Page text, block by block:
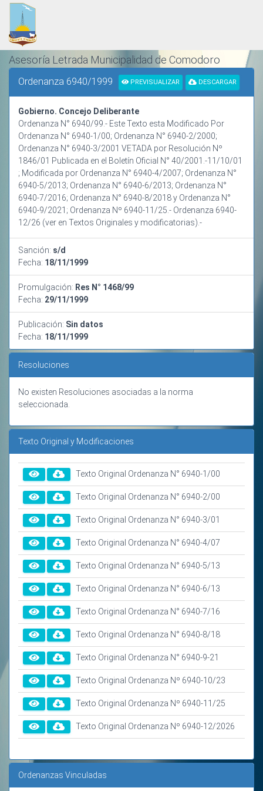
Asesoría Letrada Municipalidad de Comodoro
ORDENAMIENTO Y SISTEMATIZACIÓN NORMATIVA
Ordenanza 6940/1999 PREVISUALIZAR DESCARGAR
Gobierno. Concejo Deliberante
Ordenanza N° 6940/99.- Este Texto esta Modificado Por
Ordenanza N° 6940-1/00; Ordenanza N° 6940-2/2000;
Ordenanza N° 6940-3/2001 VETADA por Resolución Nº
1846/01 Publicada en el Boletín Oficial N° 40/2001.-11/10/01
; Modificada por Ordenanza N° 6940-4/2007; Ordenanza N°
6940-5/2013; Ordenanza N° 6940-6/2013; Ordenanza N°
6940-7/2016; Ordenanza N° 6940-8/2018 y Ordenanza N°
6940-9/2021; Ordenanza Nº 6940-11/25.- Ordenanza 6940-
12/26 (ver en Textos Originales y modificatorias).-
Sanción: s/d
Fecha: 18/11/1999
Promulgación: Res N° 1468/99
Fecha: 29/11/1999
Publicación: Sin datos
Fecha: 18/11/1999
Resoluciones
No existen Resoluciones asociadas a la norma
seleccionada.
Texto Original y Modificaciones
Texto Original Ordenanza N° 6940-1/00
Texto Original Ordenanza N° 6940-2/00
Texto Original Ordenanza N° 6940-3/01
Texto Original Ordenanza N° 6940-4/07
Texto Original Ordenanza N° 6940-5/13
Texto Original Ordenanza N° 6940-6/13
Texto Original Ordenanza N° 6940-7/16
Texto Original Ordenanza N° 6940-8/18
Texto Original Ordenanza N° 6940-9-21
Texto Original Ordenanza Nº 6940-10/23
Texto Original Ordenanza Nº 6940-11/25
Texto Original Ordenanza Nº 6940-12/2026
Ordenanzas Vinculadas